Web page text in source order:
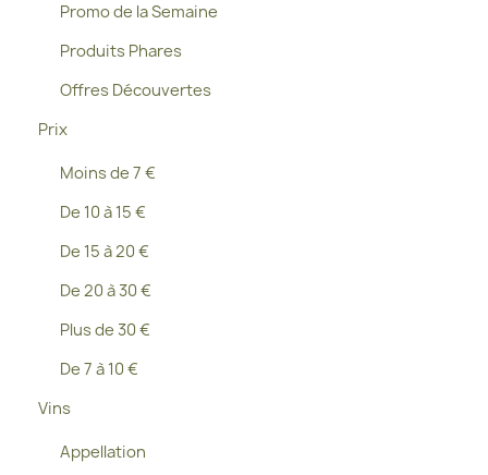
Promo de la Semaine
Produits Phares
Offres Découvertes
Prix
Moins de 7 €
De 10 à 15 €
De 15 à 20 €
De 20 à 30 €
Plus de 30 €
De 7 à 10 €
Vins
Appellation